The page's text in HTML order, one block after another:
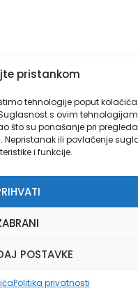
pristankom
tehnologije poput
s ovim
što su ponašanje pri
ili povlačenje
i funkcije.
POSTAVKE
Politika privatnosti